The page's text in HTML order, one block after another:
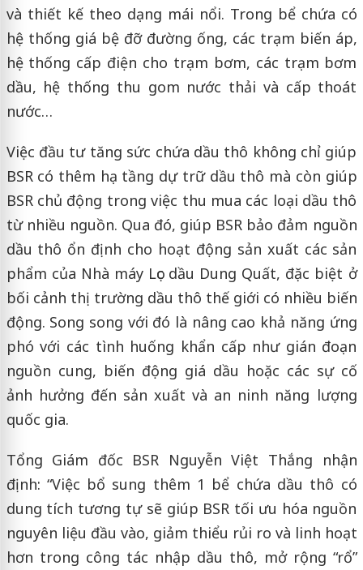
và thiết kế theo dạng mái nổi. Trong bể chứa có
hệ thống giá bệ đỡ đường ống, các trạm biến áp,
hệ thống cấp điện cho trạm bơm, các trạm bơm
dầu, hệ thống thu gom nước thải và cấp thoát
nước…
Việc đầu tư tăng sức chứa dầu thô không chỉ giúp
BSR có thêm hạ tầng dự trữ dầu thô mà còn giúp
BSR chủ động trong việc thu mua các loại dầu thô
từ nhiều nguồn. Qua đó, giúp BSR bảo đảm nguồn
dầu thô ổn định cho hoạt động sản xuất các sản
phẩm của Nhà máy Lọc dầu Dung Quất, đặc biệt ở
bối cảnh thị trường dầu thô thế giới có nhiều biến
động. Song song với đó là nâng cao khả năng ứng
phó với các tình huống khẩn cấp như gián đoạn
nguồn cung, biến động giá dầu hoặc các sự cố
ảnh hưởng đến sản xuất và an ninh năng lượng
quốc gia.
Tổng Giám đốc BSR Nguyễn Việt Thắng nhận
định: “Việc bổ sung thêm 1 bể chứa dầu thô có
dung tích tương tự sẽ giúp BSR tối ưu hóa nguồn
nguyên liệu đầu vào, giảm thiểu rủi ro và linh hoạt
hơn trong công tác nhập dầu thô, mở rộng “rổ”